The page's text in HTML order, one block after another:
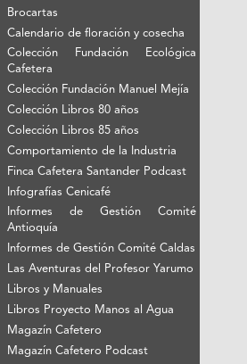
Brocartas
Calendario de floración y cosecha
Colección Fundación Ecológica
Cafetera
Colección Fundación Manuel Mejía
Colección Libros 80 años
Colección Libros 85 años
Comportamiento de la Industria
Finca Cafetera Santander Podcast
Infografías Cenicafé
Informes de Gestión Comité
Antioquía
Informes de Gestión Comité Caldas
Las Aventuras del Profesor Yarumo
Libros y Manuales
Libros Proyecto Manos al Agua
Magazín Cafetero
Magazín Cafetero Podcast